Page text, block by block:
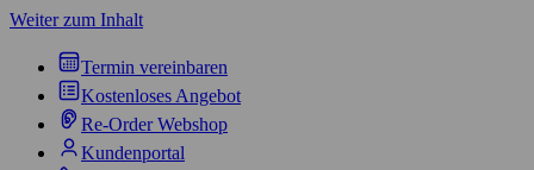
Weiter zum Inhalt
Termin vereinbaren
Kostenloses Angebot
Re-Order Webshop
Kundenportal